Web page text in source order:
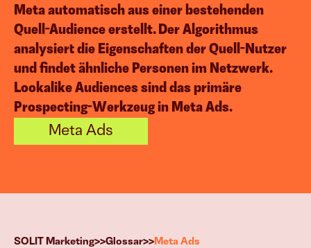
Blog
Content Creation
Social Media Content
Video Content
Corporate Blogging
Events
Meta automatisch aus einer bestehenden
Quell-Audience erstellt. Der Algorithmus
analysiert die Eigenschaften der Quell-Nutzer
und findet ähnliche Personen im Netzwerk.
Lookalike Audiences sind das primäre
Prospecting-Werkzeug in Meta Ads.
Meta Ads
SOLIT Marketing>>Glossar>> Meta Ads